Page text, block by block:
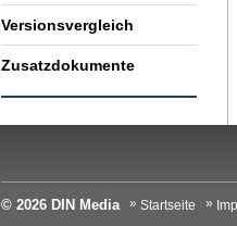
Versionsvergleich
Zusatzdokumente
© 2026 DIN Media Startseite